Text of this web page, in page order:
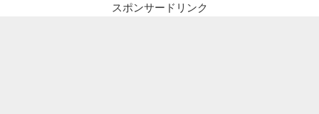
スポンサードリンク